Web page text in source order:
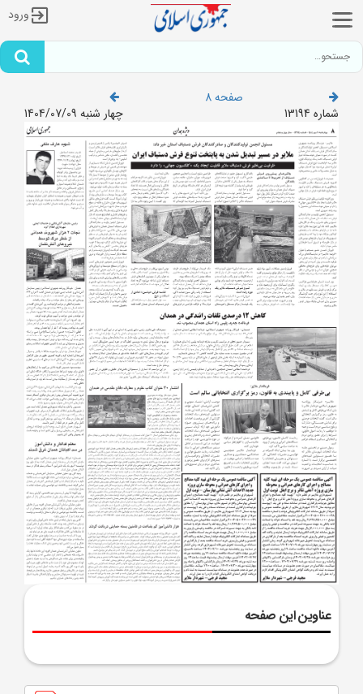
ورود
صفحه 8
شماره 13194
چهار شنبه 1404/07/09
عناوین این صفحه